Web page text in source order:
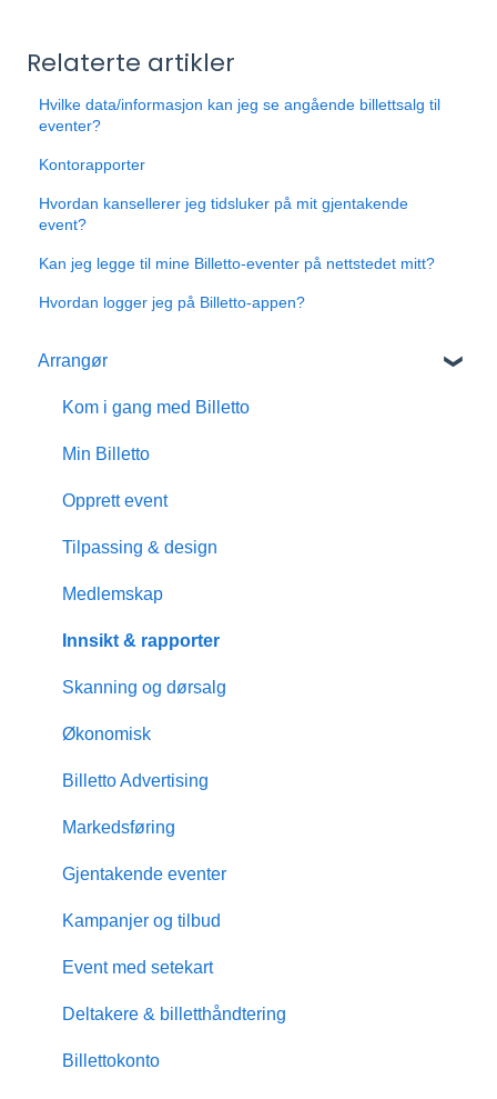
Relaterte artikler
Hvilke data/informasjon kan jeg se angående billettsalg til
eventer?
Kontorapporter
Hvordan kansellerer jeg tidsluker på mit gjentakende
event?
Kan jeg legge til mine Billetto-eventer på nettstedet mitt?
Hvordan logger jeg på Billetto-appen?
Arrangør
Kom i gang med Billetto
Min Billetto
Opprett event
Tilpassing & design
Medlemskap
Innsikt & rapporter
Skanning og dørsalg
Økonomisk
Billetto Advertising
Markedsføring
Gjentakende eventer
Kampanjer og tilbud
Event med setekart
Deltakere & billetthåndtering
Billettokonto